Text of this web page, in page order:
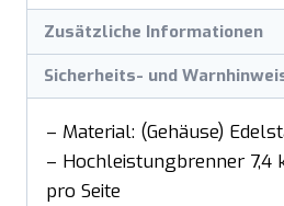
Zusätzliche Informationen
Sicherheits- und
– Material: (Gehäuse)
– Hochleistungbrenner 7,4
pro Seite